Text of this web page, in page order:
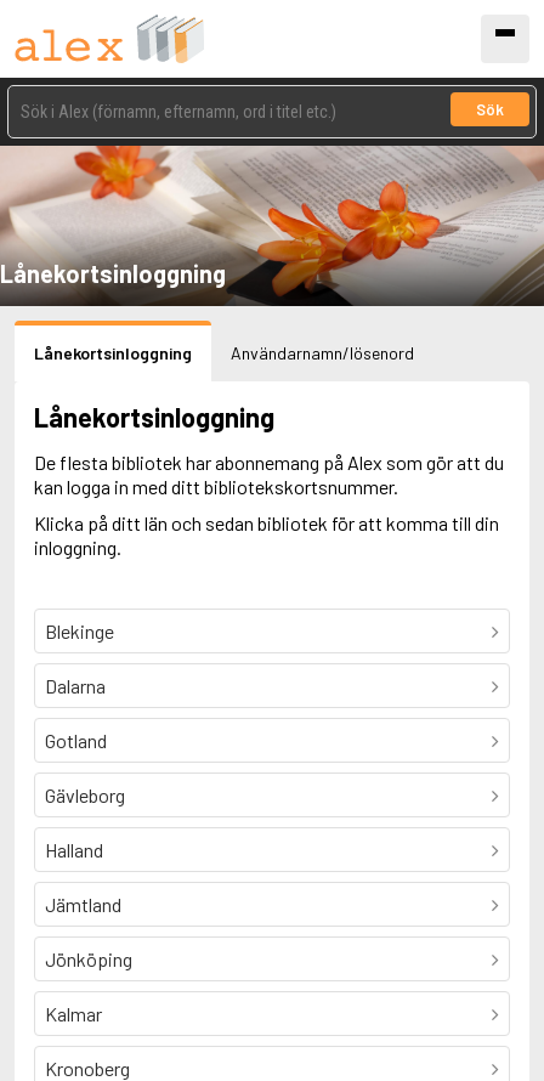
Sök
Lånekortsinloggning
Lånekortsinloggning Användarnamn/lösenord
Lånekortsinloggning
De flesta bibliotek har abonnemang på Alex som gör att du
kan logga in med ditt bibliotekskortsnummer.
Klicka på ditt län och sedan bibliotek för att komma till din
inloggning.
Blekinge
Dalarna
Gotland
Gävleborg
Halland
Jämtland
Jönköping
Kalmar
Kronoberg